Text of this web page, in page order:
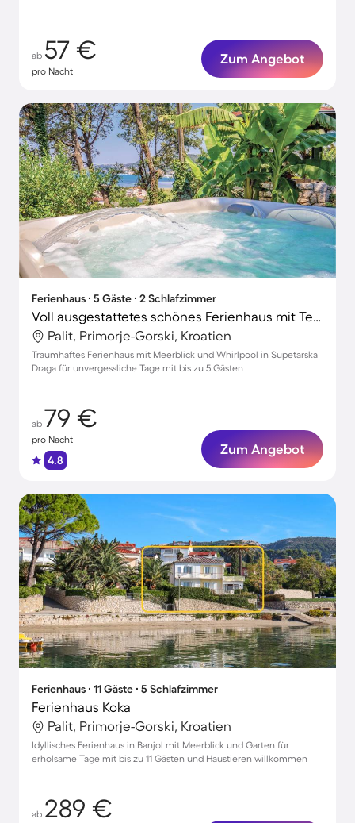
ab 57 €
pro Nacht
Zum Angebot
Ferienhaus ∙ 5 Gäste ∙ 2 Schlafzimmer
Voll ausgestattetes schönes Ferienhaus mit Terrasse, Whirlpool und Grill | Meerblick
Palit, Primorje-Gorski, Kroatien
Traumhaftes Ferienhaus mit Meerblick und Whirlpool in Supetarska
Draga für unvergessliche Tage mit bis zu 5 Gästen
ab 79 €
pro Nacht
4.8
Zum Angebot
Ferienhaus ∙ 11 Gäste ∙ 5 Schlafzimmer
Ferienhaus Koka
Palit, Primorje-Gorski, Kroatien
Idyllisches Ferienhaus in Banjol mit Meerblick und Garten für
erholsame Tage mit bis zu 11 Gästen und Haustieren willkommen
ab 289 €